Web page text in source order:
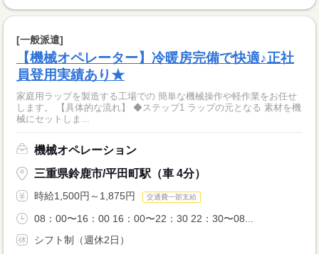
[一般派遣]
【機械オペレーター】冷暖房完備で快適♪正社
員登用実績あり★
家庭用ラップを製造する工場での 簡単な機械操作や軽作業をお任せ
します。 【具体的な流れ】 ◆ステップ1 ラップの元となる 素材を機
械にセットしま...
機械オペレーション
三重県鈴鹿市/平田町駅（車 4分）
時給1,500円～1,875円 交通費一部支給
08：00〜16：00 16：00〜22：30 22：30〜08...
シフト制（週休2日）